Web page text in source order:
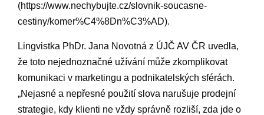
(https://www.nechybujte.cz/slovnik-soucasne-
cestiny/komer%C4%8Dn%C3%AD).
Lingvistka PhDr. Jana Novotná z ÚJČ AV ČR uvedla,
že toto nejednoznačné užívání může zkomplikovat
komunikaci​ v marketingu a podnikatelských ⁣sférách.
„Nejasné a nepřesné použití slova narušuje prodejní⁢
strategie, kdy klienti ne⁣ vždy správně rozliší, zda jde⁣ o